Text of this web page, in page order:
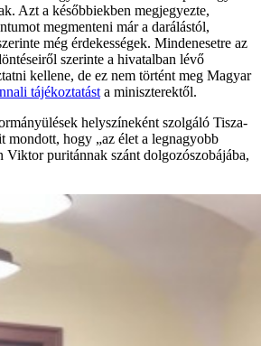
Azt a későbbiekben megjegyezte,
megmenteni már a darálástól,
még érdekességek. Mindenesetre az
szerinte a hivatalban lévő
kellene, de ez nem történt meg Magyar
tájékoztatást a miniszterektől.
helyszíneként szolgáló Tisza-
mondott, hogy „az élet a legnagyobb
Viktor puritánnak szánt dolgozószobájába,